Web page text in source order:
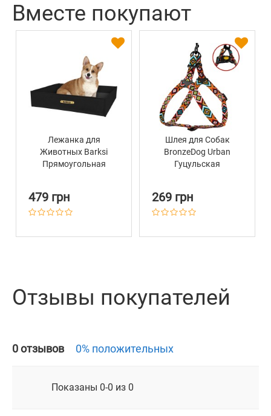
Вместе покупают
Лежанка для
Животных Barksi
Прямоугольная
479 грн
Шлея для Собак
BronzeDog Urban
Гуцульская
269 грн
Отзывы покупателей
0 отзывов 0% положительных
Показаны 0-0 из 0